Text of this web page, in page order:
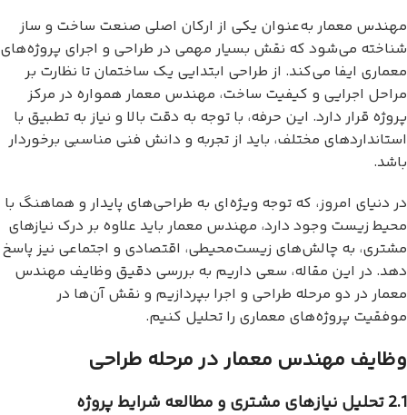
مهندس معمار به‌عنوان یکی از ارکان اصلی صنعت ساخت و ساز
شناخته می‌شود که نقش بسیار مهمی در طراحی و اجرای پروژه‌های
معماری ایفا می‌کند. از طراحی ابتدایی یک ساختمان تا نظارت بر
مراحل اجرایی و کیفیت ساخت، مهندس معمار همواره در مرکز
پروژه قرار دارد. این حرفه، با توجه به دقت بالا و نیاز به تطبیق با
استانداردهای مختلف، باید از تجربه و دانش فنی مناسبی برخوردار
باشد.
در دنیای امروز، که توجه ویژه‌ای به طراحی‌های پایدار و هماهنگ با
محیط زیست وجود دارد، مهندس معمار باید علاوه بر درک نیازهای
مشتری، به چالش‌های زیست‌محیطی، اقتصادی و اجتماعی نیز پاسخ
دهد. در این مقاله، سعی داریم به بررسی دقیق وظایف مهندس
معمار در دو مرحله طراحی و اجرا بپردازیم و نقش آن‌ها در
موفقیت پروژه‌های معماری را تحلیل کنیم.
وظایف مهندس معمار در مرحله طراحی
2.1 تحلیل نیازهای مشتری و مطالعه شرایط پروژه